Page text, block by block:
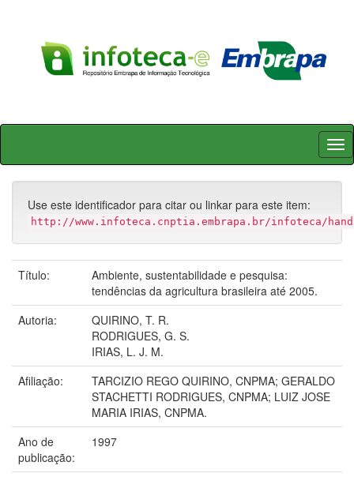
Skip
Use este identificador para citar ou linkar para este item:
http://www.infoteca.cnptia.embrapa.br/infoteca/
Título:
Ambiente, sustentabilidade e pesquisa:
tendências da agricultura brasileira até 2005.
Autoria:
QUIRINO, T. R.
RODRIGUES, G. S.
IRIAS, L. J. M.
Afiliação:
TARCIZIO REGO QUIRINO, CNPMA; GERALDO
STACHETTI RODRIGUES, CNPMA; LUIZ JOSE
MARIA IRIAS, CNPMA.
Ano de
publicação:
1997